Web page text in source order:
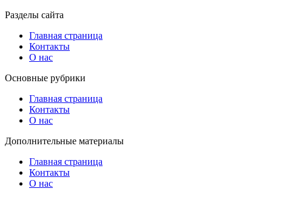
Разделы сайта
Главная страница
Контакты
О нас
Основные рубрики
Главная страница
Контакты
О нас
Дополнительные материалы
Главная страница
Контакты
О нас